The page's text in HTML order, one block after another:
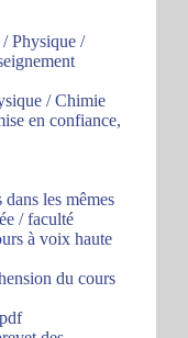
Physique /
/ Chimie
en confiance,
les mêmes
/ faculté
à voix haute
du cours